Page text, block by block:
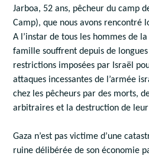
Jarboa, 52 ans, pêcheur du camp
Camp), que nous avons rencontré
A l’instar de tous les hommes de
famille souffrent depuis de
restrictions imposées par Israël
attaques incessantes de l’armée
chez les pêcheurs par des morts,
arbitraires et la destruction de
Gaza n’est pas victime d’une
ruine délibérée de son économie